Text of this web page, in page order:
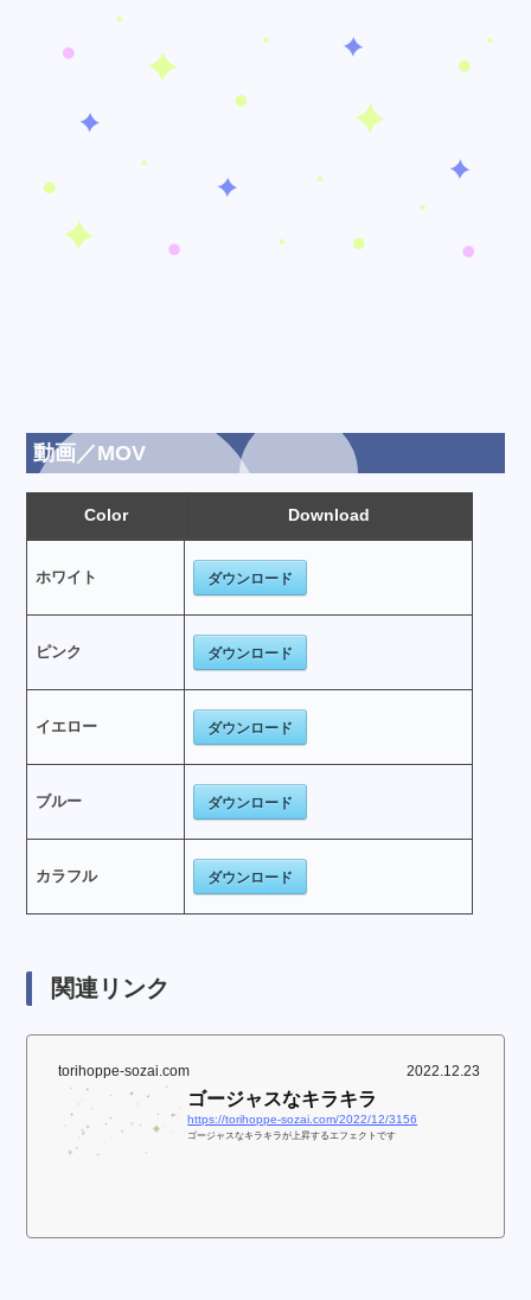
動画／MOV
Color Download
ホワイト ダウンロード
ピンク ダウンロード
イエロー ダウンロード
ブルー ダウンロード
カラフル ダウンロード
関連リンク
torihoppe-sozai.com 2022.12.23
ゴージャスなキラキラ
https://torihoppe-sozai.com/2022/12/3156
ゴージャスなキラキラが上昇するエフェクトです